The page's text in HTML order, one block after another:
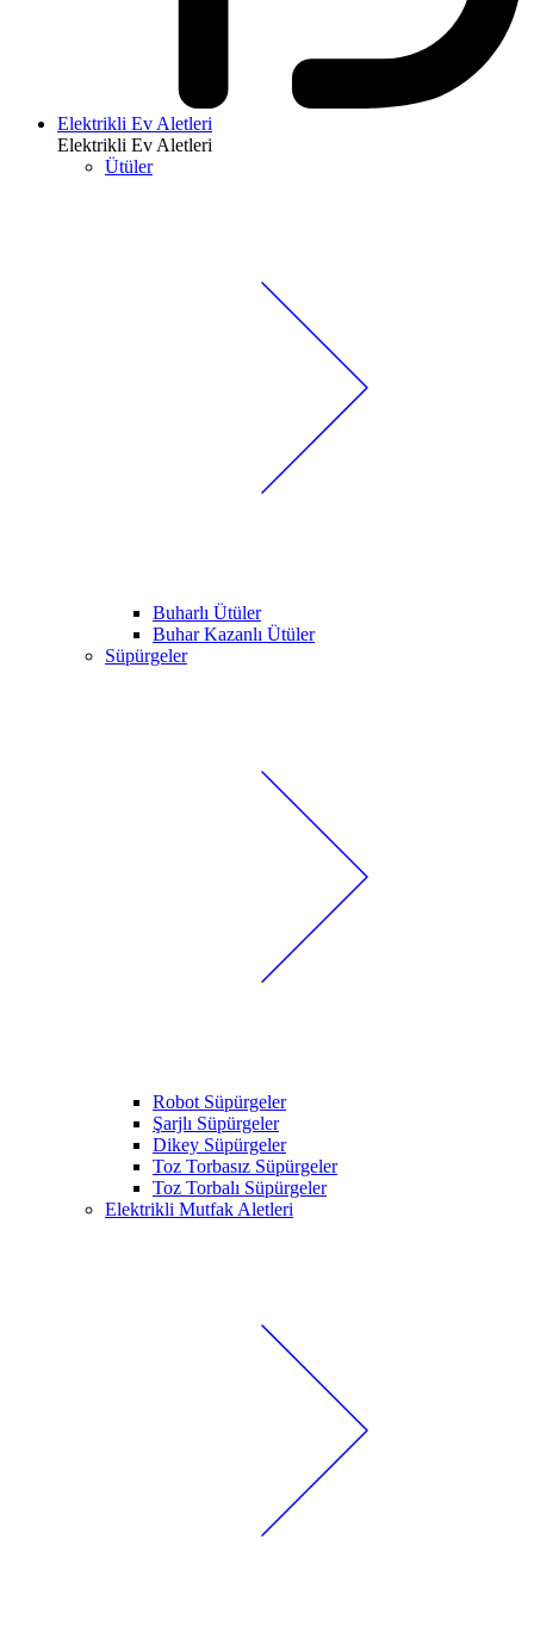
Elektrikli Ev Aletleri
Elektrikli Ev Aletleri
Ütüler
Buharlı Ütüler
Buhar Kazanlı Ütüler
Süpürgeler
Robot Süpürgeler
Şarjlı Süpürgeler
Dikey Süpürgeler
Toz Torbasız Süpürgeler
Toz Torbalı Süpürgeler
Elektrikli Mutfak Aletleri